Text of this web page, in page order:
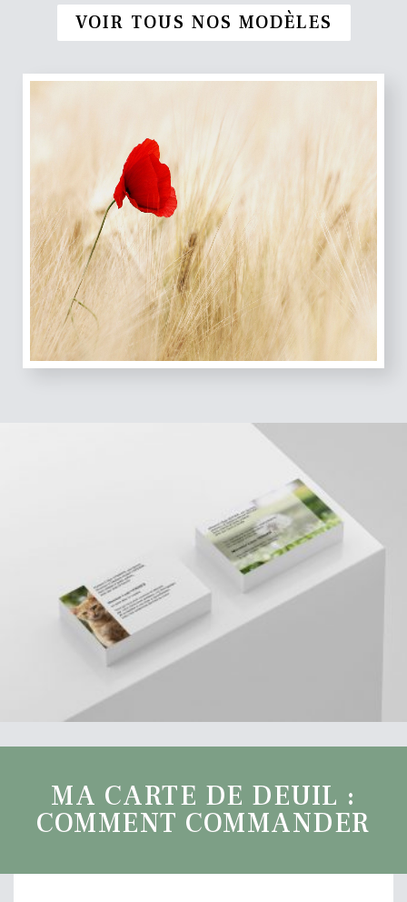
VOIR TOUS NOS MODÈLES
MA CARTE DE DEUIL :
COMMENT COMMANDER